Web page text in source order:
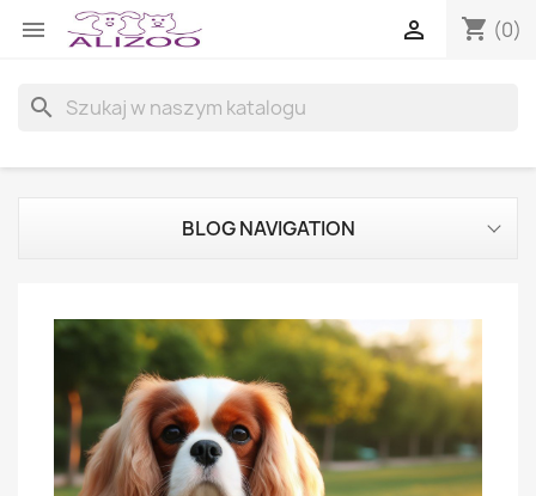
 shopping_cart (0)

search
BLOG NAVIGATION